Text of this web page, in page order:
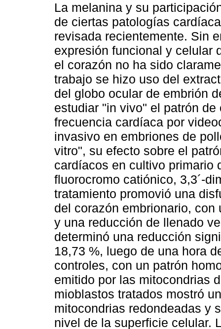
La melanina y su
de ciertas patologías
revisada recientemente. Sin
expresión funcional y celular
el corazón no ha sido
trabajo se hizo uso del
del globo ocular de embrión
estudiar "in vivo" el patrón
frecuencia cardíaca por
invasivo en embriones de
vitro", su efecto sobre el
cardíacos en cultivo primario
fluorocromo catiónico, 3,3´-
tratamiento promovió una
del corazón embrionario,
y una reducción de llenado
determinó una reducción
18,73 %, luego de una hora
controles, con un patrón
emitido por las mitocondrias
mioblastos tratados mostró
mitocondrias redondeadas y
nivel de la superficie celular.